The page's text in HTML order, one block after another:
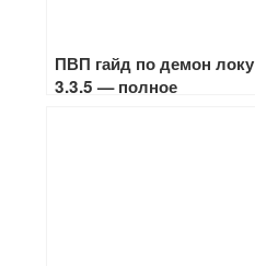
ПВП гайд по демон локу
3.3.5 — полное